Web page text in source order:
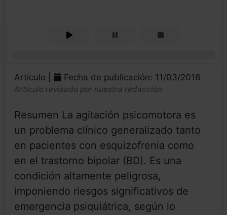
Artículo | Fecha de publicación: 11/03/2016
Artículo revisado por nuestra redacción
Resumen La agitación psicomotora es
un problema clínico generalizado tanto
en pacientes con esquizofrenia como
en el trastorno bipolar (BD). Es una
condición altamente peligrosa,
imponiendo riesgos significativos de
emergencia psiquiátrica, según lo